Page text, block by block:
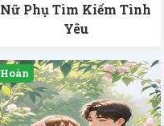
Nữ Phụ Tìm Kiếm Tình
Yêu